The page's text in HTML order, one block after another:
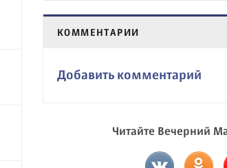
КОММЕНТАРИИ
Добавить комментарий
Читайте Вечерний